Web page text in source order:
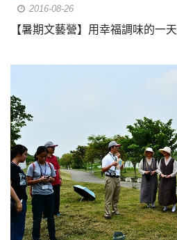
2016-08-26
【暑期文藝營】用幸福調味的一天